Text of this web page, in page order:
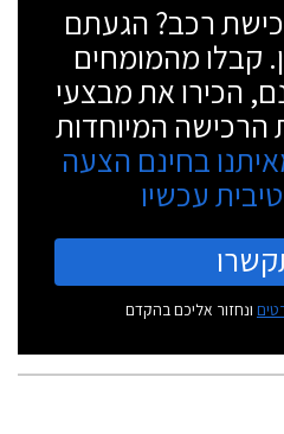
רכב? הגעתם
קבלו מהמומחים
הכירו את מבצעי
הרכישה המיוחדות
בחינם הצעה
עכשיו
ונחזור אליכם בהקדם